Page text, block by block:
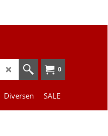
0
Diversen SALE